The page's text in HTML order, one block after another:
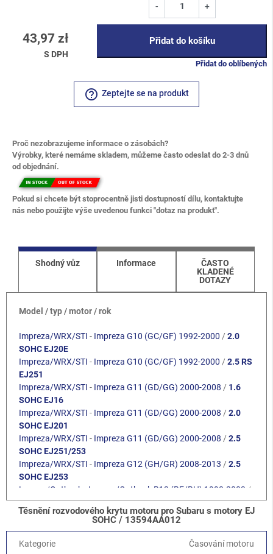
43,97 zł
S DPH
- +
Přidat do košíku
Přidat do oblíbených
help_outline Zeptejte se na produkt
Proč nezobrazujeme informace o zásobách?
Výrobky, které nemáme skladem, můžeme často odeslat do 2-3 dnů
od objednání.
Pokud si chcete být stoprocentně jisti dostupností dílu, kontaktujte
nás nebo použijte výše uvedenou funkci "dotaz na produkt".
Shodný vůz Informace
ČASTO
KLADENÉ
DOTAZY
Model / typ / motor / rok
Impreza/WRX/STI - Impreza G10 (GC/GF) 1992-2000 /2.0
SOHC EJ20E
Impreza/WRX/STI - Impreza G10 (GC/GF) 1992-2000 /2.5 RS
EJ251
Impreza/WRX/STI - Impreza G11 (GD/GG) 2000-2008 / 1.6
SOHC EJ16
Impreza/WRX/STI - Impreza G11 (GD/GG) 2000-2008 /2.0
SOHC EJ201
Impreza/WRX/STI - Impreza G11 (GD/GG) 2000-2008 /2.5
SOHC EJ251/253
Impreza/WRX/STI - Impreza G12 (GH/GR) 2008-2013 /2.5
SOHC EJ253
Legacy/Outback
Legacy/Outback B12 (BE/BH) 1998-2003 /
2.0 SOHC EJ201
Legacy/Outback-Legacy/Outback B12 (BE/BH) 1998-2003 /
Legacy/Outback
2.5 SOHC EJ251/253
Těsnění rozvodového krytu motoru pro Subaru s motory EJ
SOHC / 13594AA012
Kategorie Časování motoru